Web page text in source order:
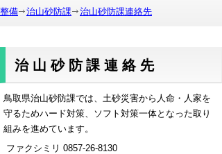
整備
治山砂防課 治山砂防課連絡先
治山砂防課連絡先
鳥取県治山砂防課では、土砂災害から人命・人家を
守るためハード対策、ソフト対策一体となった取り
組みを進めています。
ファクシミリ 0857-26-8130